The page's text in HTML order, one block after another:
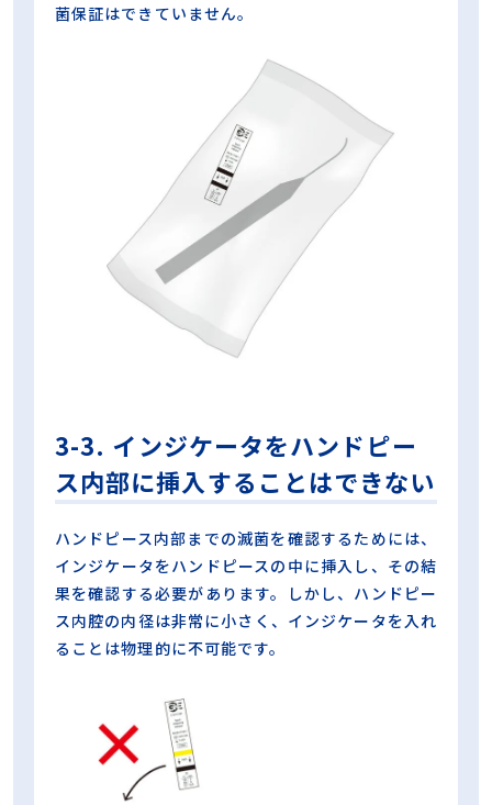
菌保証はできていません。
3-3. インジケータをハンドピー
ス内部に挿入することはできない
ハンドピース内部までの滅菌を確認するためには、
インジケータをハンドピースの中に挿入し、その結
果を確認する必要があります。しかし、ハンドピー
ス内腔の内径は非常に小さく、インジケータを入れ
ることは物理的に不可能です。